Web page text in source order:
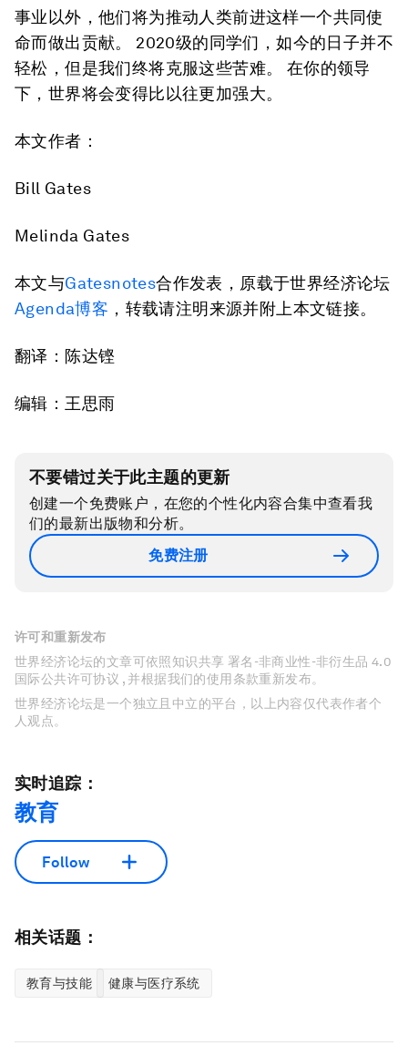
事业以外，他们将为推动人类前进这样一个共同使
命而做出贡献。 2020级的同学们，如今的日子并不
轻松，但是我们终将克服这些苦难。 在你的领导
下，世界将会变得比以往更加强大。
本文作者：
Bill Gates
Melinda Gates
本文与Gatesnotes合作发表，原载于世界经济论坛
Agenda博客 ，转载请注明来源并附上本文链接。
翻译：陈达铿
编辑：王思雨
不要错过关于此主题的更新
创建一个免费账户，在您的个性化内容合集中查看我
们的最新出版物和分析。
免费注册
许可和重新发布
世界经济论坛的文章可依照知识共享 署名-非商业性-非衍生品 4.0
国际公共许可协议 , 并根据我们的使用条款重新发布。
世界经济论坛是一个独立且中立的平台，以上内容仅代表作者个
人观点。
实时追踪：
教育
Follow
相关话题：
教育与技能 健康与医疗系统